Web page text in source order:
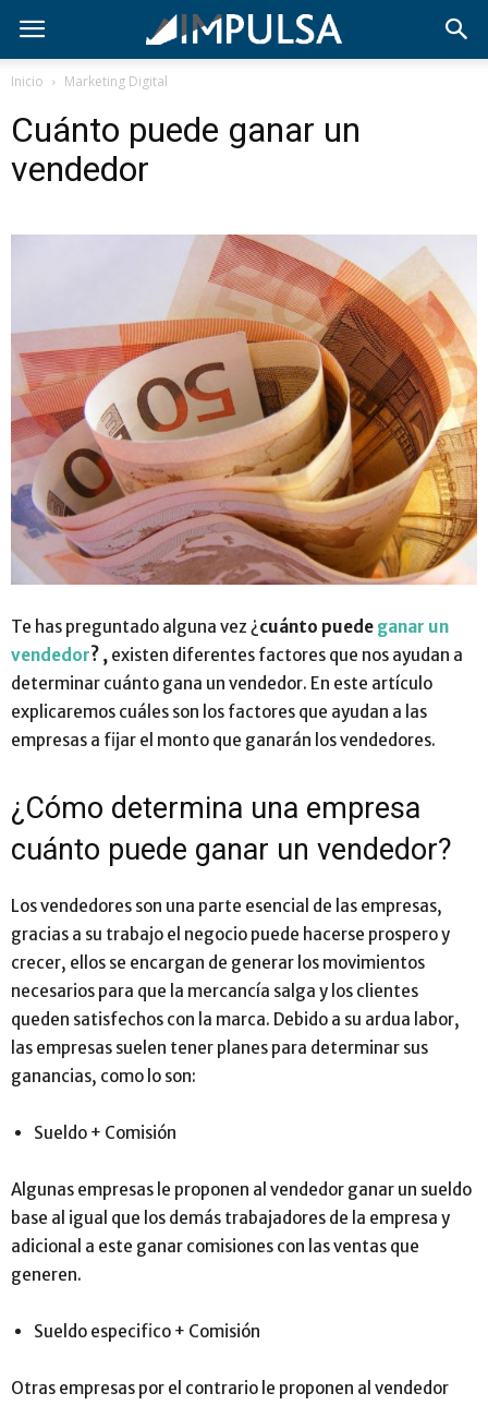
Inicio Marketing Digital
Cuánto puede ganar un
vendedor
Te has preguntado alguna vez ¿cuánto puede ganar un
vendedor? , existen diferentes factores que nos ayudan a
determinar cuánto gana un vendedor. En este artículo
explicaremos cuáles son los factores que ayudan a las
empresas a fijar el monto que ganarán los vendedores.
¿Cómo determina una empresa
cuánto puede ganar un vendedor?
Los vendedores son una parte esencial de las empresas,
gracias a su trabajo el negocio puede hacerse prospero y
crecer, ellos se encargan de generar los movimientos
necesarios para que la mercancía salga y los clientes
queden satisfechos con la marca. Debido a su ardua labor,
las empresas suelen tener planes para determinar sus
ganancias, como lo son:
Sueldo + Comisión
Algunas empresas le proponen al vendedor ganar un sueldo
base al igual que los demás trabajadores de la empresa y
adicional a este ganar comisiones con las ventas que
generen.
Sueldo especifico + Comisión
Otras empresas por el contrario le proponen al vendedor